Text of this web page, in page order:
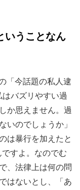
いうことなん
「今話題の私人逮
バズリやすい過
か思えません。過
いのでしょうか」
は暴行を加えたと
すよ。なのでむ
、法律上は何の問
はないとし、「あ